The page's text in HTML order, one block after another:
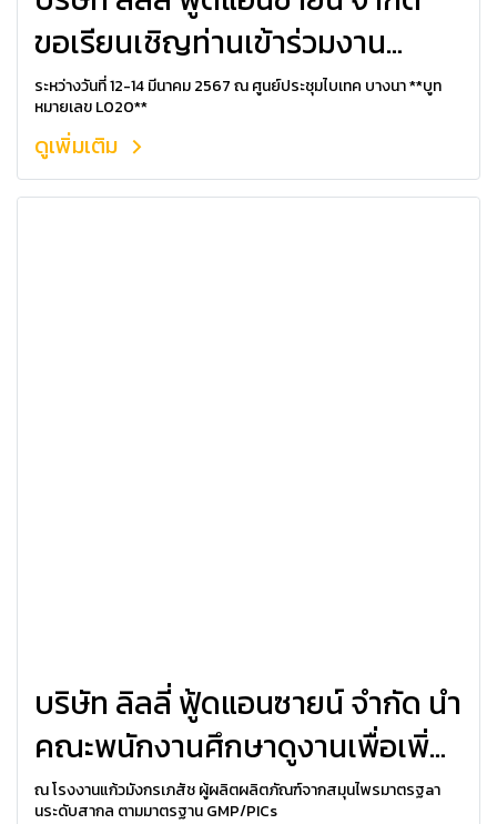
ขอเรียนเชิญท่านเข้าร่วมงาน
VICTAM 2024
ระหว่างวันที่ 12-14 มีนาคม 2567 ณ ศูนย์ประชุมไบเทค บางนา **บูท
หมายเลข L020**
ดูเพิ่มเติม
บริษัท ลิลลี่ ฟู้ดแอนซายน์ จำกัด นำ
คณะพนักงานศึกษาดูงานเพื่อเพิ่ม
ศักยภาพ
ณ โรงงานแก้วมังกรเภสัช ผู้ผลิตผลิตภัณฑ์จากสมุนไพรมาตรฐaา
นระดับสากล ตามมาตรฐาน GMP/PICs